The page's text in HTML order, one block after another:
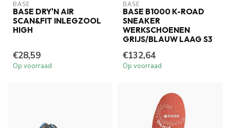
BASE
BASE DRY'N AIR
SCAN&FIT INLEGZOOL
HIGH
€28,59
Op voorraad
BASE
BASE B1000 K-ROAD
SNEAKER
WERKSCHOENEN
GRIJS/BLAUW LAAG S3
€132,64
Op voorraad